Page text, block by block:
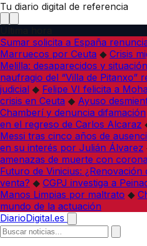
Tu diario digital de referencia
Sumar solicita a España
Marruecos por Ceuta ◆ Crisis
Melilla: desaparecidos y
naufragio del “Villa de Pitanxo”
judicial ◆ Felipe VI felicita a
crisis en Ceuta ◆ Ayuso
Chamberí y denuncia difamación
en el regreso de Carlos Alcaraz
Messi tras cinco años de
en su interés por Julián Álvarez
amenazas de muerte con
Futuro de Vinicius:
venta? ◆ CGPJ investiga a
Manos Limpias por maltrato ◆
mundo de la actuación
DiarioDigital.es